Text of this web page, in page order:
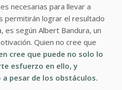
necesarias para llevar a
permitirán lograr el resultado
es según Albert Bandura, un
Quien no cree que
cree que puede no solo lo
esfuerzo en ello, y
pesar de los obstáculos.